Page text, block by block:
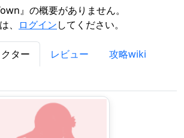
』の概要がありません。
、
ログインしてください。
ター レビュー
攻略wiki